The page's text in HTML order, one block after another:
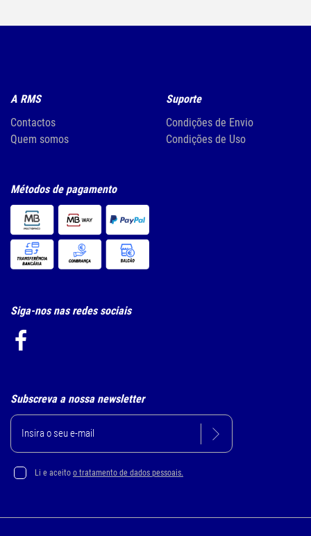
A RMS
Contactos
Quem somos
Suporte
Condições de Envio
Condições de Uso
Métodos de pagamento
Siga-nos nas redes sociais
Subscreva a nossa newsletter
Li e aceito o tratamento de dados pessoais.